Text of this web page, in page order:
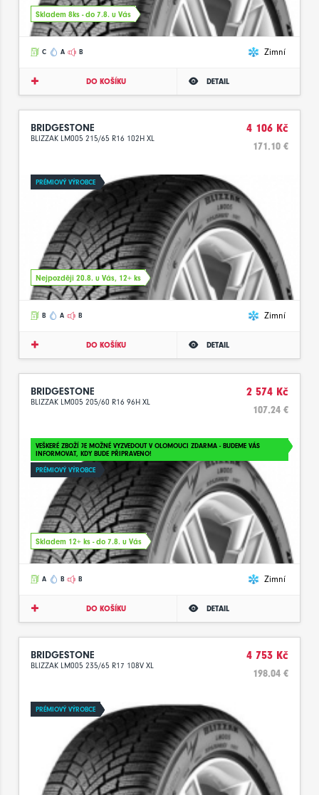
Skladem 8ks - do 7.8. u Vás
C A B Zimní
DO KOŠÍKU DETAIL
BRIDGESTONE
BLIZZAK LM005 215/65 R16 102H XL
4 106 Kč
171.10 €
PRÉMIOVÝ VÝROBCE
Nejpozději 20.8. u Vás, 12+ ks
B A B Zimní
DO KOŠÍKU DETAIL
BRIDGESTONE
BLIZZAK LM005 205/60 R16 96H XL
2 574 Kč
107.24 €
VEŠKERÉ ZBOŽÍ JE MOŽNÉ VYZVEDOUT V OLOMOUCI ZDARMA - BUDEME VÁS
INFORMOVAT, KDY BUDE PŘIPRAVENO!
PRÉMIOVÝ VÝROBCE
Skladem 12+ ks - do 7.8. u Vás
A B B Zimní
DO KOŠÍKU DETAIL
BRIDGESTONE
BLIZZAK LM005 235/65 R17 108V XL
4 753 Kč
198.04 €
PRÉMIOVÝ VÝROBCE